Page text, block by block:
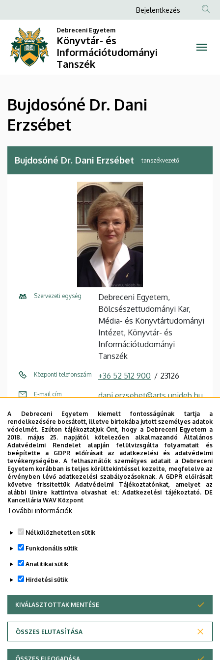
Dr.
Dani
Erzsébet
Könyvtár-
és
Információtudományi
Tanszék
a
tartalomra
Anonim
menüje
Bejelentkezés
Debreceni Egyetem
Könyvtár- és
Információtudományi
Tanszék
Bujdosóné Dr. Dani
Erzsébet
Bujdosóné Dr. Dani Erzsébet tanszékvezető
Szervezeti egység
Debreceni Egyetem,
Bölcsészettudományi Kar,
Média- és Könyvtártudományi
Intézet, Könyvtár- és
Információtudományi
Tanszék
Központi telefonszám +36 52 512 900 23126
E-mail cím dani.erzsebet@arts.unideb.hu
Cím
4032 Debrecen, Egyetem tér
1.
Épület
Főépület (Egyetem téri
Campus)
Emelet, ajtó 1. emelet, 132 (oktatói szoba)
Weboldal
Szervezeti weboldal
Adatvédelem
A Debreceni Egyetem kiemelt fontosságúnak tartja a
rendelkezésére bocsátott, illetve birtokába jutott személyes adatok
védelmét. Ezúton tájékoztatjuk Önt, hogy a Debreceni Egyetem a
2018. május 25. napjától kötelezően alkalmazandó Általános
Adatvédelmi Rendelet alapján felülvizsgálta folyamatait és
beépítette a GDPR előírásait az adatkezelési és adatvédelmi
tevékenységébe. A felhasználók személyes adatait a Debreceni
Egyetem korábban is teljes körültekintéssel kezelte, megfelelve az
érvényben lévő adatkezelési szabályozásoknak. A GDPR előírásait
követve frissítettük Adatvédelmi Tájékoztatónkat, amelyet az
alábbi linkre kattintva olvashat el:Adatkezelési tájékoztató. DE
Kancellária WAV Központ
További információk
Nélkülözhetetlen sütik
Funkcionális sütik
Analitikai sütik
Hirdetési sütik
KIVÁLASZTOTTAK MENTÉSE
ÖSSZES ELUTASÍTÁSA
WITHDRAW CONSENT
ÖSSZES ELFOGADÁSA